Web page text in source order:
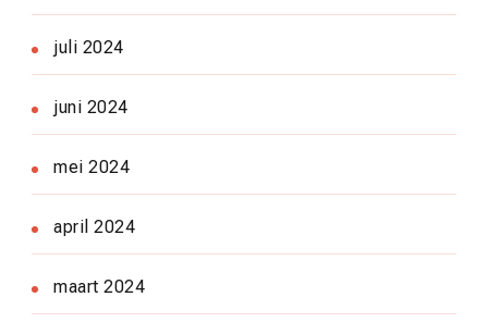
juli 2024
juni 2024
mei 2024
april 2024
maart 2024